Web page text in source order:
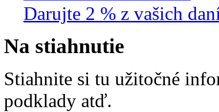
Darujte 2 % z vašich
Na stiahnutie
Stiahnite si tu užitočné
podklady atď.